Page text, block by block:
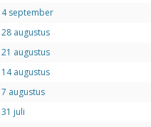
4 september
28 augustus
21 augustus
14 augustus
7 augustus
31 juli